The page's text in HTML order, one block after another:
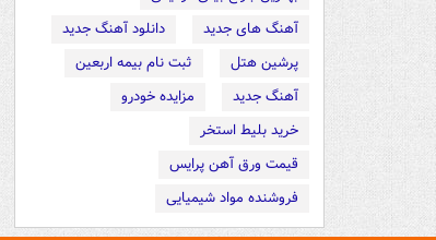
آهنگ های جدید
دانلود آهنگ جدید
پرشین هتل
ثبت نام بیمه اربعین
آهنگ جدید
مزایده خودرو
خرید بلیط استخر
قیمت ورق آهن پرایس
فروشنده مواد شیمیایی